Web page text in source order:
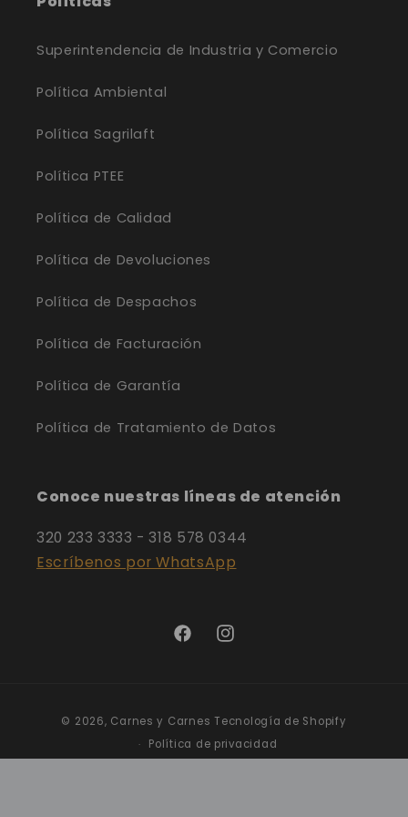
Superintendencia de Industria y Comercio
Política Ambiental
Política Sagrilaft
Política PTEE
Política de Calidad
Política de Devoluciones
Política de Despachos
Política de Facturación
Política de Garantía
Política de Tratamiento de Datos
Conoce nuestras líneas de atención
320 233 3333 - 318 578 0344
Escríbenos por WhatsApp
FacebookInstagram
pago
© 2026, Carnes y Carnes Tecnología de Shopify
Política de privacidad